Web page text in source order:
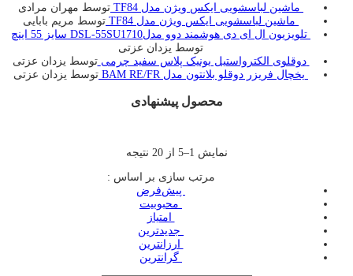
ماشین لباسشویی ایکس ویژن مدل TF84
توسط مهران مرادی
ماشین لباسشویی ایکس ویژن مدل TF84
توسط مریم بابایی
تلویزیون ال ای دی هوشمند دوو مدلDSL-55SU1710 سایز 55 اینچ
توسط یزدان عزتی
دوقلوی الکترواستیل یونیک پلاس سفید چرمی توسط یزدان عزتی
یخچال فريزر دوقلو بلانتون مدل BAM RE/FR
توسط یزدان عزتی
محصول پیشنهادی
نمایش 1–5 از 20 نتیجه
مرتب سازی بر اساس :
‌ پیش‌فرض
‌ محبوبیت
‌ امتیاز
‌ جدیدترین
‌ ارزانترین
‌ گرانترین